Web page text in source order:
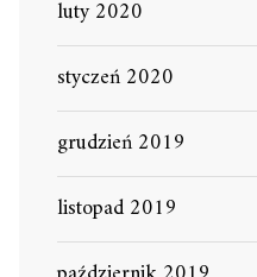
luty 2020
styczeń 2020
grudzień 2019
listopad 2019